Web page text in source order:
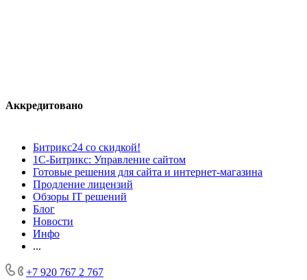
Аккредитовано
Битрикс24 со скидкой!
1С-Битрикс: Управление сайтом
Готовые решения для сайта и интернет-магазина
Продление лицензий
Обзоры IT решений
Блог
Новости
Инфо
...
+7 920 767 2 767